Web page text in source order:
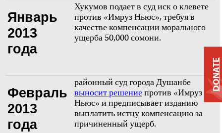
Январь
2013
года
Хукумов подает в суд иск о клевете
против «Имруз Ньюс», требуя в
качестве компенсации морального
ущерба 50,000 сомони.
Февраль
2013
года
районный суд города Душанбе
выносит решениепротив «Имруз
Ньюс» и предписывает изданию
выплатить истцу компенсацию за
причиненный ущерб.
DONATE